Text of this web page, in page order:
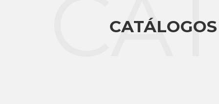
CATÁLOGOS